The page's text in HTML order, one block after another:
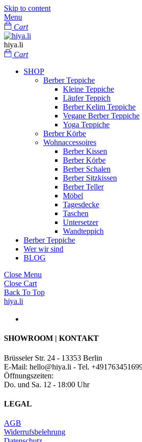
Skip to content
Menu
Cart
hiya.li
Cart
SHOP
Berber Teppiche
Kleine Teppiche
Läufer Teppich
Berber Kelim Teppiche
Vegane Berber Teppiche
Yoga Teppiche
Berber Körbe
Wohnaccessoires
Berber Kissen
Berber Körbe
Berber Schalen
Berber Sitzkissen
Berber Teller
Möbel
Tagesdecke
Taschen
Untersetzer
Wandteppich
Berber Teppiche
Wer wir sind
BLOG
Close Menu
Close Cart
Back To Top
hiya.li
SHOWROOM | KONTAKT
Brüsseler Str. 24 - 13353 Berlin
E-Mail: hello@hiya.li - Tel.
Öffnungszeiten:
Do. und Sa. 12 - 18:00 Uhr
LEGAL
AGB
Widerrufsbelehrung